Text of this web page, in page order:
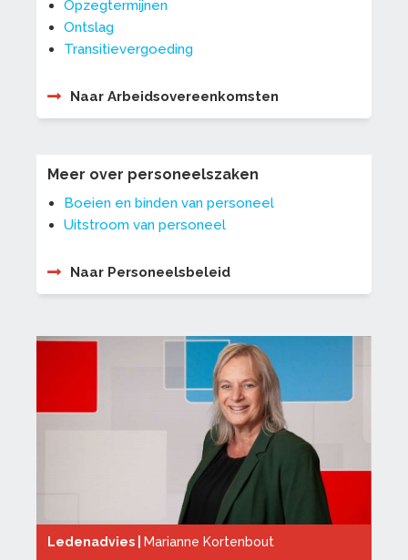
Opzegtermijnen
Ontslag
Transitievergoeding
Naar Arbeidsovereenkomsten
Meer over personeelszaken
Boeien en binden van personeel
Uitstroom van personeel
Naar Personeelsbeleid
Ledenadvies |
Marianne Kortenbout